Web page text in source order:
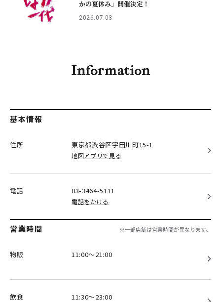
かの夏休み」開催決定！
2026.07.03
Information
基本情報
住所 東京都渋谷区宇田川町15-1
地図アプリで見る
電話 03-3464-5111
電話をかける
営業時間 ※一部店舗は営業時間が異なります。
物販 11:00～21:00
飲食 11:30～23:00